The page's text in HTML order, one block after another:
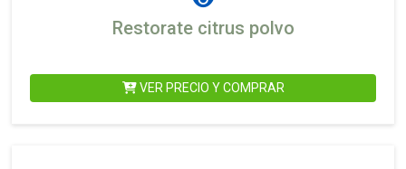
Restorate citrus polvo
VER PRECIO Y COMPRAR